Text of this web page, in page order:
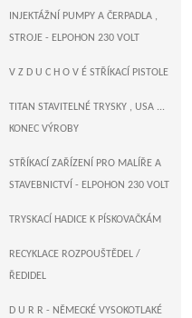
INJEKTÁŽNÍ PUMPY A ČERPADLA ,
STROJE - ELPOHON 230 VOLT
V Z D U C H O V É STŘÍKACÍ PISTOLE
TITAN STAVITELNÉ TRYSKY , USA ...
KONEC VÝROBY
STŘÍKACÍ ZAŘÍZENÍ PRO MALÍŘE A
STAVEBNICTVÍ - ELPOHON 230 VOLT
TRYSKACÍ HADICE K PÍSKOVAČKÁM
RECYKLACE ROZPOUŠTĚDEL /
ŘEDIDEL
D U R R - NĚMECKÉ VYSOKOTLAKÉ